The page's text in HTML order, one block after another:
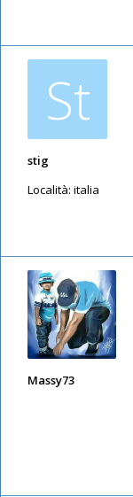
St
stig
Località: italia
Massy73